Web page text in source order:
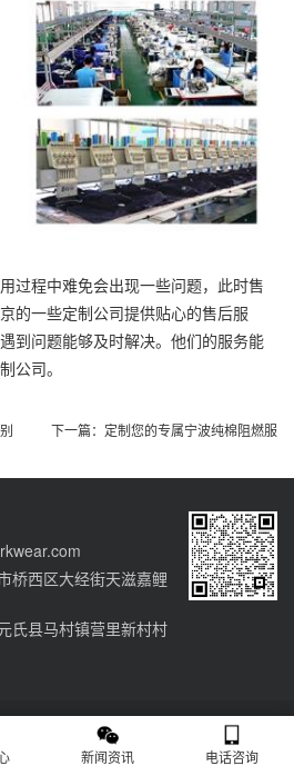
过程中难免会出现一些问题，此时售
的一些定制公司提供贴心的售后服
到问题能够及时解决。他们的服务能
公司。
下一篇： 定制您的专属宁波纯棉阻燃服
桥西区大经街天滋嘉鲤
氏县马村镇营里新村村
保有限公司所有 网站备案号：
冀ICP备
新闻资讯 电话咨询